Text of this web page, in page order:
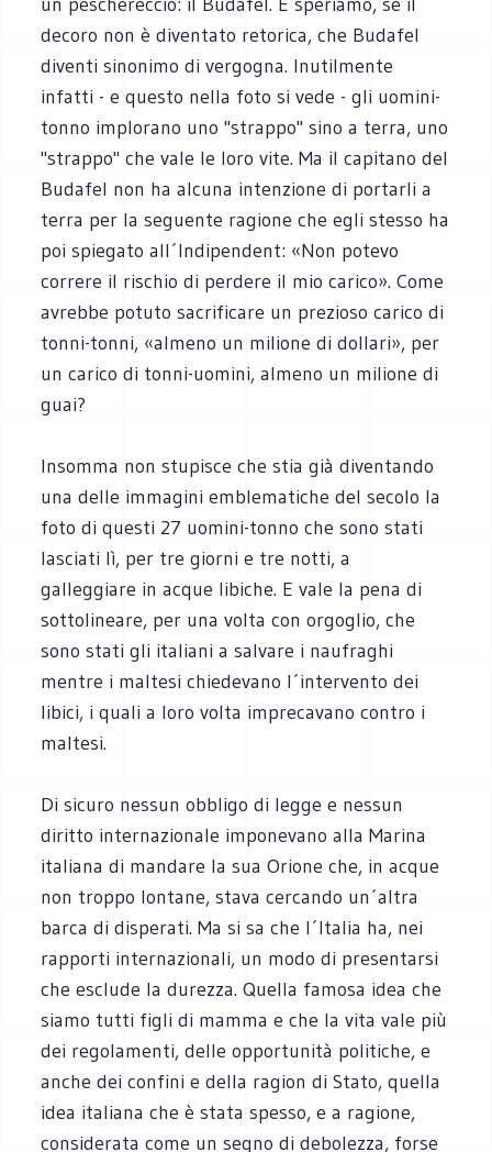
decoro non è diventato retorica, che Budafel
diventi sinonimo di vergogna. Inutilmente
infatti - e questo nella foto si vede - gli uomini-
tonno implorano uno "strappo" sino a terra, uno
"strappo" che vale le loro vite. Ma il capitano del
Budafel non ha alcuna intenzione di portarli a
terra per la seguente ragione che egli stesso ha
poi spiegato all´Indipendent: «Non potevo
correre il rischio di perdere il mio carico». Come
avrebbe potuto sacrificare un prezioso carico di
tonni-tonni, «almeno un milione di dollari», per
un carico di tonni-uomini, almeno un milione di
guai?
Insomma non stupisce che stia già diventando
una delle immagini emblematiche del secolo la
foto di questi 27 uomini-tonno che sono stati
lasciati lì, per tre giorni e tre notti, a
galleggiare in acque libiche. E vale la pena di
sottolineare, per una volta con orgoglio, che
sono stati gli italiani a salvare i naufraghi
mentre i maltesi chiedevano l´intervento dei
libici, i quali a loro volta imprecavano contro i
maltesi.
Di sicuro nessun obbligo di legge e nessun
diritto internazionale imponevano alla Marina
italiana di mandare la sua Orione che, in acque
non troppo lontane, stava cercando un´altra
barca di disperati. Ma si sa che l´Italia ha, nei
rapporti internazionali, un modo di presentarsi
che esclude la durezza. Quella famosa idea che
siamo tutti figli di mamma e che la vita vale più
dei regolamenti, delle opportunità politiche, e
anche dei confini e della ragion di Stato, quella
idea italiana che è stata spesso, e a ragione,
considerata come un segno di debolezza, forse